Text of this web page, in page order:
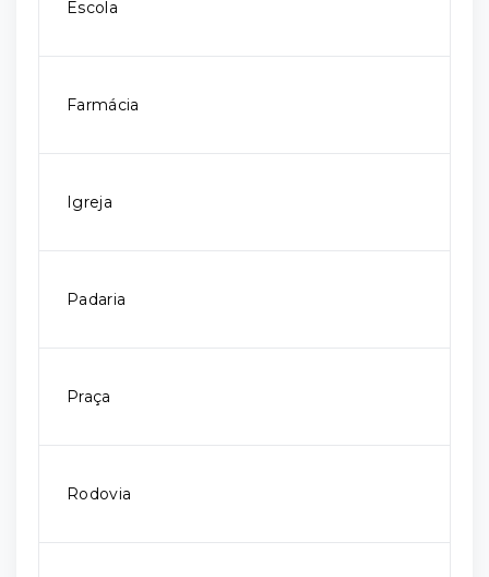
Escola
Farmácia
Igreja
Padaria
Praça
Rodovia